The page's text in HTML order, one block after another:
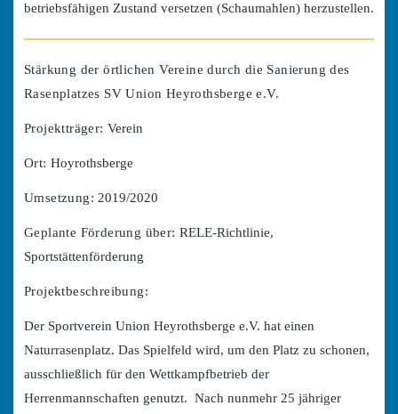
betriebsfähigen Zustand versetzen (Schaumahlen) herzustellen.
Stärkung der örtlichen Vereine durch die Sanierung des
Rasenplatzes SV Union Heyrothsberge e.V.
Projektträger: Verein
Ort: Hoyrothsberge
Umsetzung: 2019/2020
Geplante Förderung über: RELE-Richtlinie,
Sportstättenförderung
Projektbeschreibung:
Der Sportverein Union Heyrothsberge e.V. hat einen
Naturrasenplatz. Das Spielfeld wird, um den Platz zu schonen,
ausschließlich für den Wettkampfbetrieb der
Herrenmannschaften genutzt. Nach nunmehr 25 jähriger